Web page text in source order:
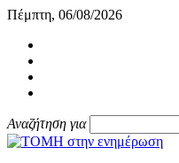
Πέμπτη, 06/08/2026
Αναζήτηση για